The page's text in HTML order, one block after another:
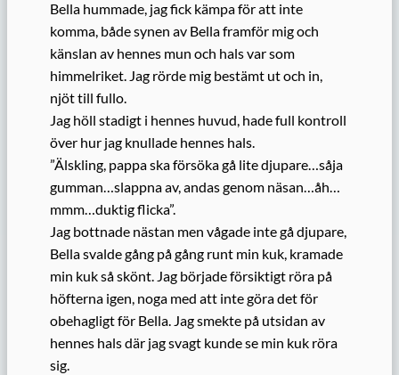
Bella hummade, jag fick kämpa för att inte
komma, både synen av Bella framför mig och
känslan av hennes mun och hals var som
himmelriket. Jag rörde mig bestämt ut och in,
njöt till fullo.
Jag höll stadigt i hennes huvud, hade full kontroll
över hur jag knullade hennes hals.
”Älskling, pappa ska försöka gå lite djupare…såja
gumman…slappna av, andas genom näsan…åh…
mmm…duktig flicka”.
Jag bottnade nästan men vågade inte gå djupare,
Bella svalde gång på gång runt min kuk, kramade
min kuk så skönt. Jag började försiktigt röra på
höfterna igen, noga med att inte göra det för
obehagligt för Bella. Jag smekte på utsidan av
hennes hals där jag svagt kunde se min kuk röra
sig.